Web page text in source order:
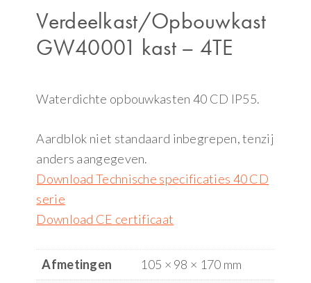
Verdeelkast/Opbouwkast
GW40001 kast – 4TE
Waterdichte opbouwkasten 40 CD IP55.
Aardblok niet standaard inbegrepen, tenzij
anders aangegeven.
Download Technische specificaties 40 CD
serie
Download CE certificaat
Afmetingen
105 × 98 × 170 mm